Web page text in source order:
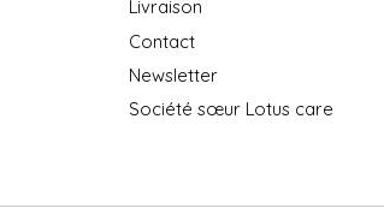
Livraison
Contact
Newsletter
Société sœur Lotus care